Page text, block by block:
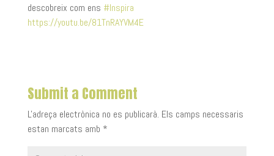
descobreix com ens #Inspira
https://youtu.be/81TnRAYVM4E
Submit a Comment
L'adreça electrònica no es publicarà. Els camps necessaris
estan marcats amb *